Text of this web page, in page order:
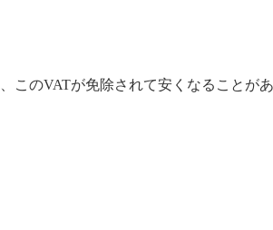
このVATが免除されて安くなることが